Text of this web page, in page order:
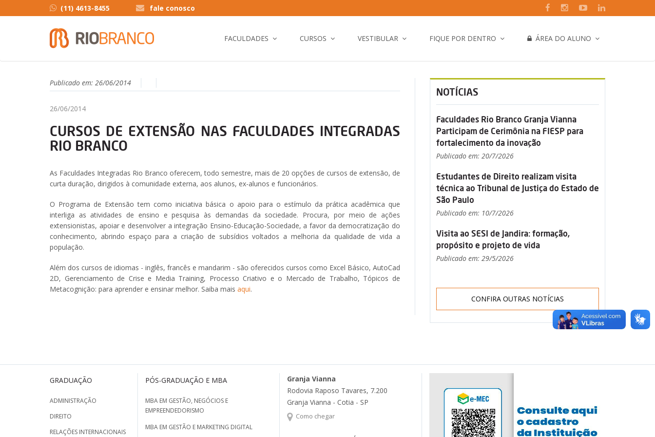
(11) 4613-8455 fale conosco
FACULDADES CURSOS VESTIBULAR FIQUE POR DENTRO ÁREA DO ALUNO
Publicado em: 26/06/2014
26/06/2014
CURSOS DE EXTENSÃO NAS FACULDADES INTEGRADAS
RIO BRANCO
As Faculdades Integradas Rio Branco oferecem, todo semestre, mais de 20 opções de cursos de extensão, de
curta duração, dirigidos à comunidade externa, aos alunos, ex-alunos e funcionários.
O Programa de Extensão tem como iniciativa básica o apoio para o estímulo da prática acadêmica que
interliga as atividades de ensino e pesquisa às demandas da sociedade. Procura, por meio de ações
extensionistas, apoiar e desenvolver a integração Ensino-Educação-Sociedade, a favor da democratização do
conhecimento, abrindo espaço para a criação de subsídios voltados a melhoria da qualidade de vida a
população.
Além dos cursos de idiomas - inglês, francês e mandarim - são oferecidos cursos como Excel Básico, AutoCad
2D, Gerenciamento de Crise e Media Training, Processo Criativo e o Mercado de Trabalho, Tópicos de
Metacognição: para aprender e ensinar melhor. Saiba mais aqui.
NOTÍCIAS
Faculdades Rio Branco Granja Vianna
Participam de Cerimônia na FIESP para
fortalecimento da inovação
Publicado em: 20/7/2026
Estudantes de Direito realizam visita
técnica ao Tribunal de Justiça do Estado de
São Paulo
Publicado em: 10/7/2026
Visita ao SESI de Jandira: formação,
propósito e projeto de vida
Publicado em: 29/5/2026
CONFIRA OUTRAS NOTÍCIAS
GRADUAÇÃO
ADMINISTRAÇÃO
DIREITO
RELAÇÕES INTERNACIONAIS
PÓS-GRADUAÇÃO E MBA
MBA EM GESTÃO, NEGÓCIOS E
EMPREENDEDORISMO
MBA EM GESTÃO E MARKETING DIGITAL
Granja Vianna
Rodovia Raposo Tavares, 7.200
Granja Vianna - Cotia - SP
Como chegar